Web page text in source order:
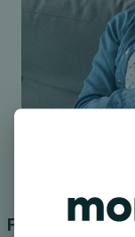
Formulaire